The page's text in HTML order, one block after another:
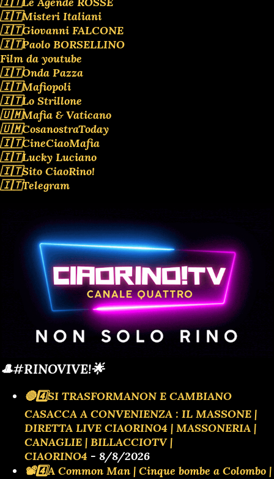
🇮🇹Misteri Italiani
🇮🇹Giovanni FALCONE
🇮🇹Paolo BORSELLINO
Film da youtube
🇮🇹Onda Pazza
🇮🇹Mafiopoli
🇮🇹Lo Strillone
🇺🇲Mafia & Vaticano
🇺🇲CosanostraToday
🇮🇹CineCiaoMafia
🇮🇹Lucky Luciano
🇮🇹Sito CiaoRino!
🇮🇹Telegram
🎩#RINOVIVE!🌟
🔴4️⃣SI TRASFORMANON E CAMBIANO
CASACCA A CONVENIENZA : IL MASSONE |
DIRETTA LIVE CIAORINO4 | MASSONERIA |
CANAGLIE | BILLACCIOTV |
CIAORINO4 - 8/8/2026
📽️4️⃣A Common Man | Cinque bombe a Colombo |